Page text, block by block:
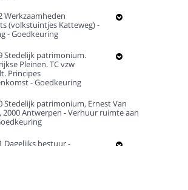
Werkzaamheden
(volkstuintjes Katteweg) -
- Goedkeuring
Stedelijk patrimonium.
Pleinen. TC vzw
Principes
- Goedkeuring
Stedelijk patrimonium, Ernest Van
2000 Antwerpen - Verhuur ruimte aan
Dagelijks bestuur -